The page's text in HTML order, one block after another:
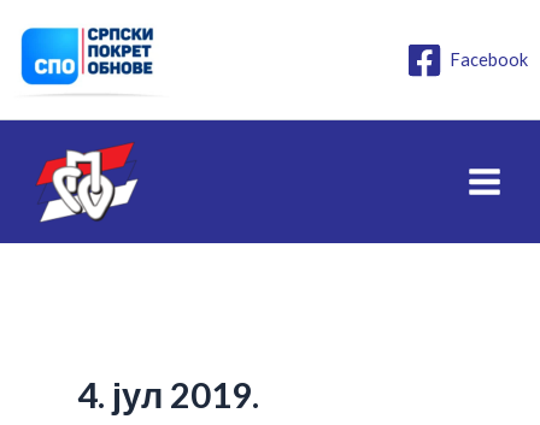
садржај
Facebook
4. јул 2019.